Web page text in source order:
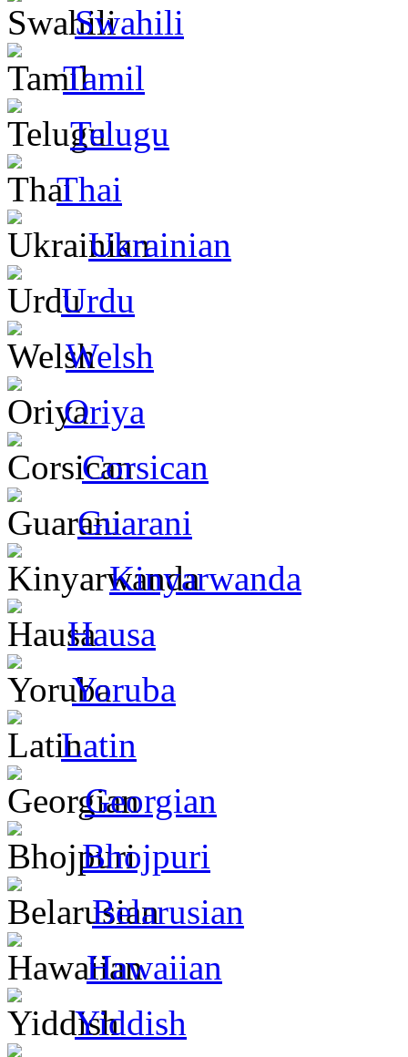
Swahili
Tamil
Telugu
Thai
Ukrainian
Urdu
Welsh
Oriya
Corsican
Guarani
Kinyarwanda
Hausa
Yoruba
Latin
Georgian
Bhojpuri
Belarusian
Hawaiian
Yiddish